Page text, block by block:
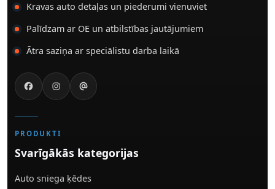
Kravas auto detaļas un piederumi vienuviet
Palīdzam ar OE un atbilstības jautājumiem
Ātra saziņa ar speciālistu darba laikā
PRODUKTI
Svarīgākās kategorijas
Auto sniega ķēdes